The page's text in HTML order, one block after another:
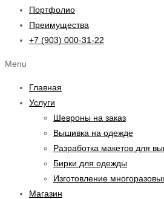
Портфолио
Преимущества
+7 (903) 000-31-22
Menu
Главная
Услуги
Шевроны на заказ
Вышивка на одежде
Разработка макетов для
Бирки для одежды
Изготовление
Магазин